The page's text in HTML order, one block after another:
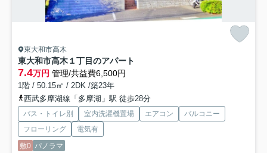
東大和市高木
東大和市高木１丁目のアパート
7.4万円 管理/共益費6,500円
1階 / 50.15㎡ / 2DK /築23年
西武多摩湖線「多摩湖」駅 徒歩28分
バス・トイレ別 室内洗濯機置場 エアコン
バルコニー
フローリング
電気有
敷0 パノラマ